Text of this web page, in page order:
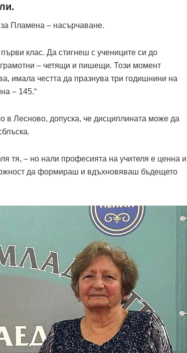
Пламена – насърчаване.
клас. Да стигнеш с учениците си до
– четящи и пишещи. Този момент
имала честта да празнува три годишнини на
– 145.“
в Лесново, допуска, че дисциплината може да
тя, – но нали професията на учителя е ценна и
да формираш и вдъхновяваш бъдещето